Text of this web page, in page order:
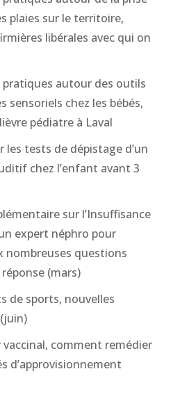
plaies sur le territoire,
libérales avec qui on
pratiques autour des outils
sensoriels chez les bébés,
pédiatre à Laval
les tests de dépistage d’un
chez l’enfant avant 3
sur l’Insuffisance
expert néphro pour
nombreuses questions
(mars)
de sports, nouvelles
vaccinal, comment remédier
d’approvisionnement